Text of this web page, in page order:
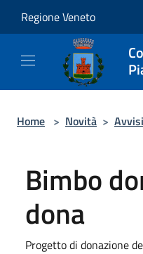
Regione Veneto
Home > Novità > Avvisi
Bimbo
dona
Progetto di donazione